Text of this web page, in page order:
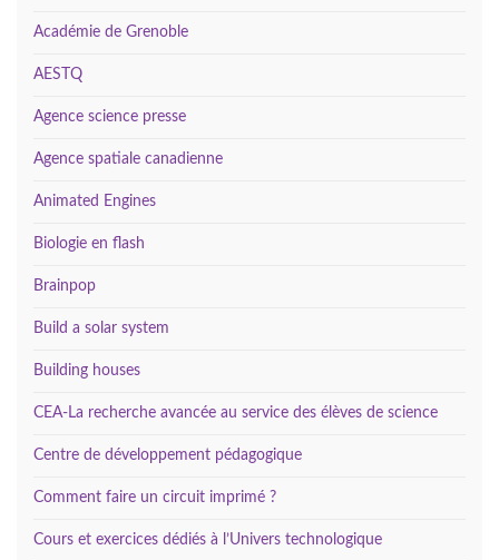
Académie de Grenoble
AESTQ
Agence science presse
Agence spatiale canadienne
Animated Engines
Biologie en flash
Brainpop
Build a solar system
Building houses
CEA-La recherche avancée au service des élèves de science
Centre de développement pédagogique
Comment faire un circuit imprimé ?
Cours et exercices dédiés à l’Univers technologique